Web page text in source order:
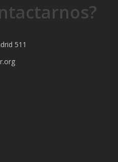
511